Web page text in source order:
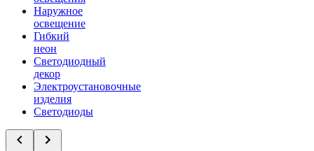
Наружное
освещение
Гибкий
неон
Светодиодный
декор
Электроустановочные
изделия
Светодиоды